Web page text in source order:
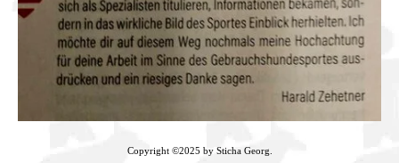
Copyright ©2025 by Sticha Georg.